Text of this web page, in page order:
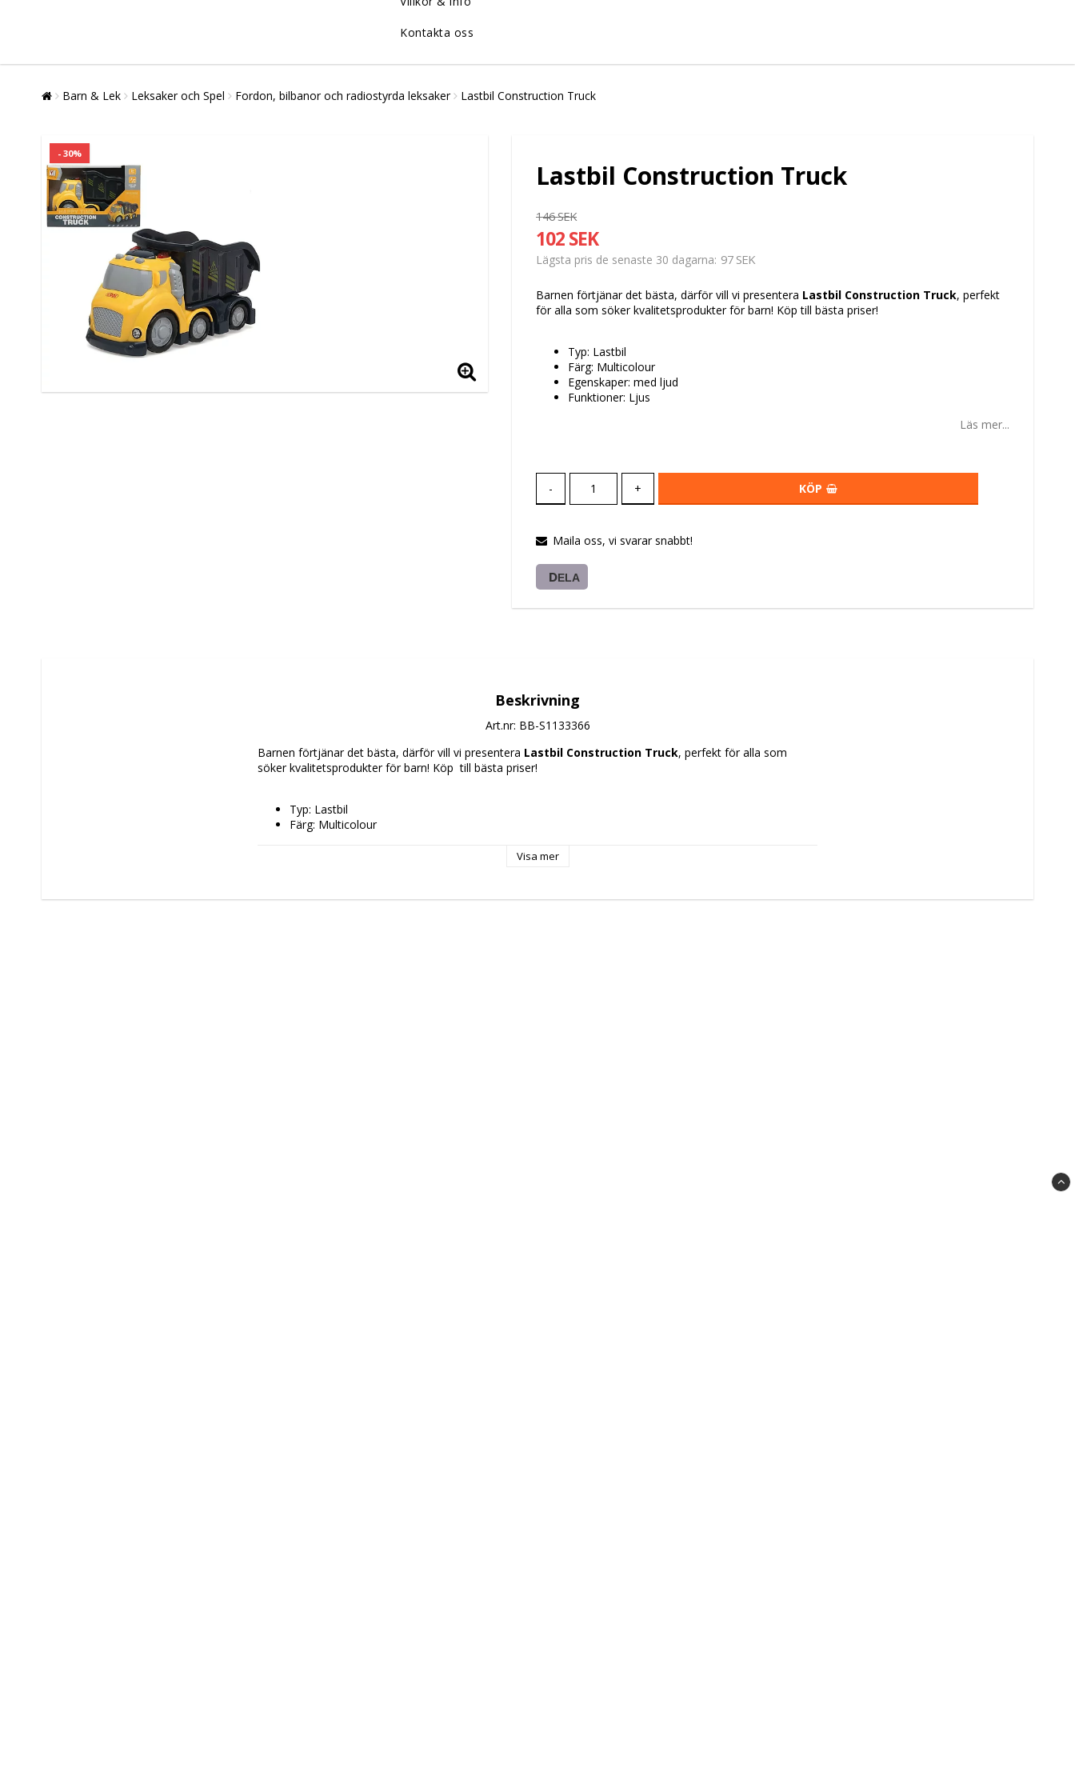
Kontakta oss
Barn & Lek Leksaker och Spel Fordon, bilbanor och radiostyrda leksaker Lastbil Construction Truck
- 30%
Lastbil Construction Truck
146 SEK
102 SEK
Lägsta pris de senaste 30 dagarna 97 SEK
Barnen förtjänar det bästa, därför vill vi presentera Lastbil Construction Truck, perfekt
för alla som söker kvalitetsprodukter för barn! Köptill bästa priser!
Typ: Lastbil
Färg: Multicolour
Egenskaper: med ljud
Funktioner: Ljus
Läs mer...
- + KÖP
Maila oss, vi svarar snabbt!
DELA
Beskrivning
Art.nr: BB-S1133366
Barnen förtjänar det bästa, därför vill vi presentera Lastbil Construction Truck, perfekt för alla som
söker kvalitetsprodukter för barn! Köp till bästa priser!
Typ: Lastbil
Färg: Multicolour
Visa mer